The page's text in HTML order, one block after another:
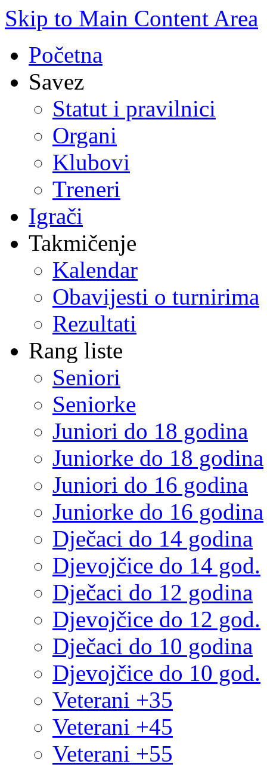
Skip to Main Content Area
Početna
Savez
Statut i pravilnici
Organi
Klubovi
Treneri
Igrači
Takmičenje
Kalendar
Obavijesti o turnirima
Rezultati
Rang liste
Seniori
Seniorke
Juniori do 18 godina
Juniorke do 18 godina
Juniori do 16 godina
Juniorke do 16 godina
Dječaci do 14 godina
Djevojčice do 14 god.
Dječaci do 12 godina
Djevojčice do 12 god.
Dječaci do 10 godina
Djevojčice do 10 god.
Veterani +35
Veterani +45
Veterani +55